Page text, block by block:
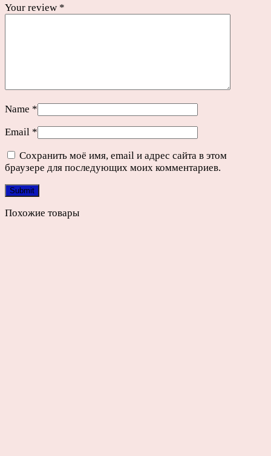
Your review *
Name *
Email *
Сохранить моё имя, email и адрес сайта в этом
браузере для последующих моих комментариев.
Похожие товары